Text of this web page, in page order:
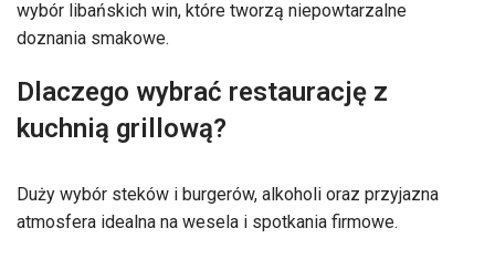
wybór libańskich win, które tworzą niepowtarzalne
doznania smakowe.
Dlaczego wybrać restaurację z
kuchnią grillową?
Duży wybór steków i burgerów, alkoholi oraz przyjazna
atmosfera idealna na wesela i spotkania firmowe.